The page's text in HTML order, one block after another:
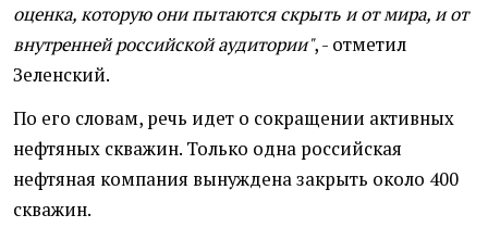
оценка, которую они пытаются скрыть и от мира, и от
внутренней российской аудитории", - отметил
Зеленский.
По его словам, речь идет о сокращении активных
нефтяных скважин. Только одна российская
нефтяная компания вынуждена закрыть около 400
скважин.